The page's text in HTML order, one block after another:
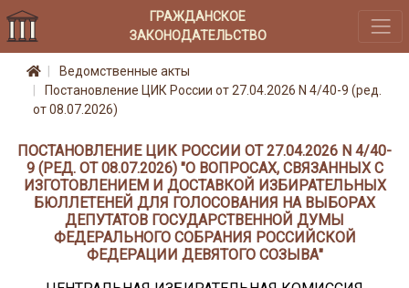
ГРАЖДАНСКОЕ
ЗАКОНОДАТЕЛЬСТВО
Ведомственные акты
Постановление ЦИК России от 27.04.2026 N 4/40-9 (ред.
от 08.07.2026)
ПОСТАНОВЛЕНИЕ ЦИК РОССИИ ОТ 27.04.2026 N 4/40-
9 (РЕД. ОТ 08.07.2026) "О ВОПРОСАХ, СВЯЗАННЫХ С
ИЗГОТОВЛЕНИЕМ И ДОСТАВКОЙ ИЗБИРАТЕЛЬНЫХ
БЮЛЛЕТЕНЕЙ ДЛЯ ГОЛОСОВАНИЯ НА ВЫБОРАХ
ДЕПУТАТОВ ГОСУДАРСТВЕННОЙ ДУМЫ
ФЕДЕРАЛЬНОГО СОБРАНИЯ РОССИЙСКОЙ
ФЕДЕРАЦИИ ДЕВЯТОГО СОЗЫВА"